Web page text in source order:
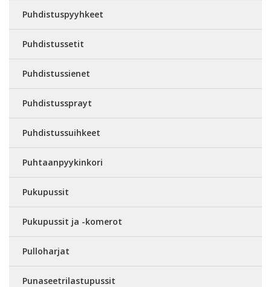
Puhdistuspyyhkeet
Puhdistussetit
Puhdistussienet
Puhdistussprayt
Puhdistussuihkeet
Puhtaanpyykinkori
Pukupussit
Pukupussit ja -komerot
Pulloharjat
Punaseetrilastupussit